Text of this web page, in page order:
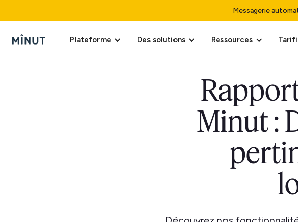
Messagerie
Plateforme Des solutions Ressources
Minut :